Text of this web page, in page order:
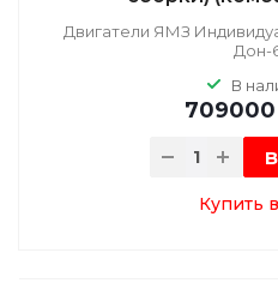
Двигатели ЯМЗ
Дон-
В
709000
Купить